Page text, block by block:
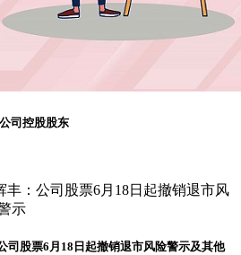
司控股股东
司股票6月18日起撤销退市风险警示及其他